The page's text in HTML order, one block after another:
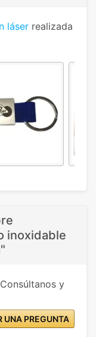
láser realizada
inoxidable
Consúltanos y
UNA PREGUNTA